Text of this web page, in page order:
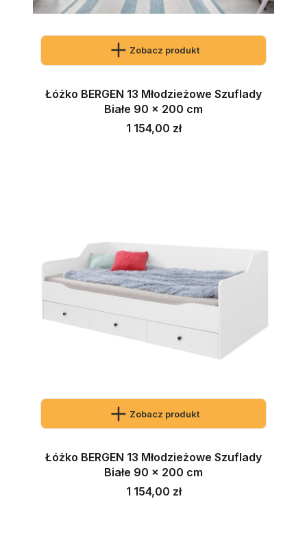
Zobacz produkt
Łóżko BERGEN 13 Młodzieżowe Szuflady
Białe 90 x 200 cm
Cena
1 154,00 zł
Zobacz produkt
Łóżko BERGEN 13 Młodzieżowe Szuflady
Białe 90 x 200 cm
Cena
1 154,00 zł